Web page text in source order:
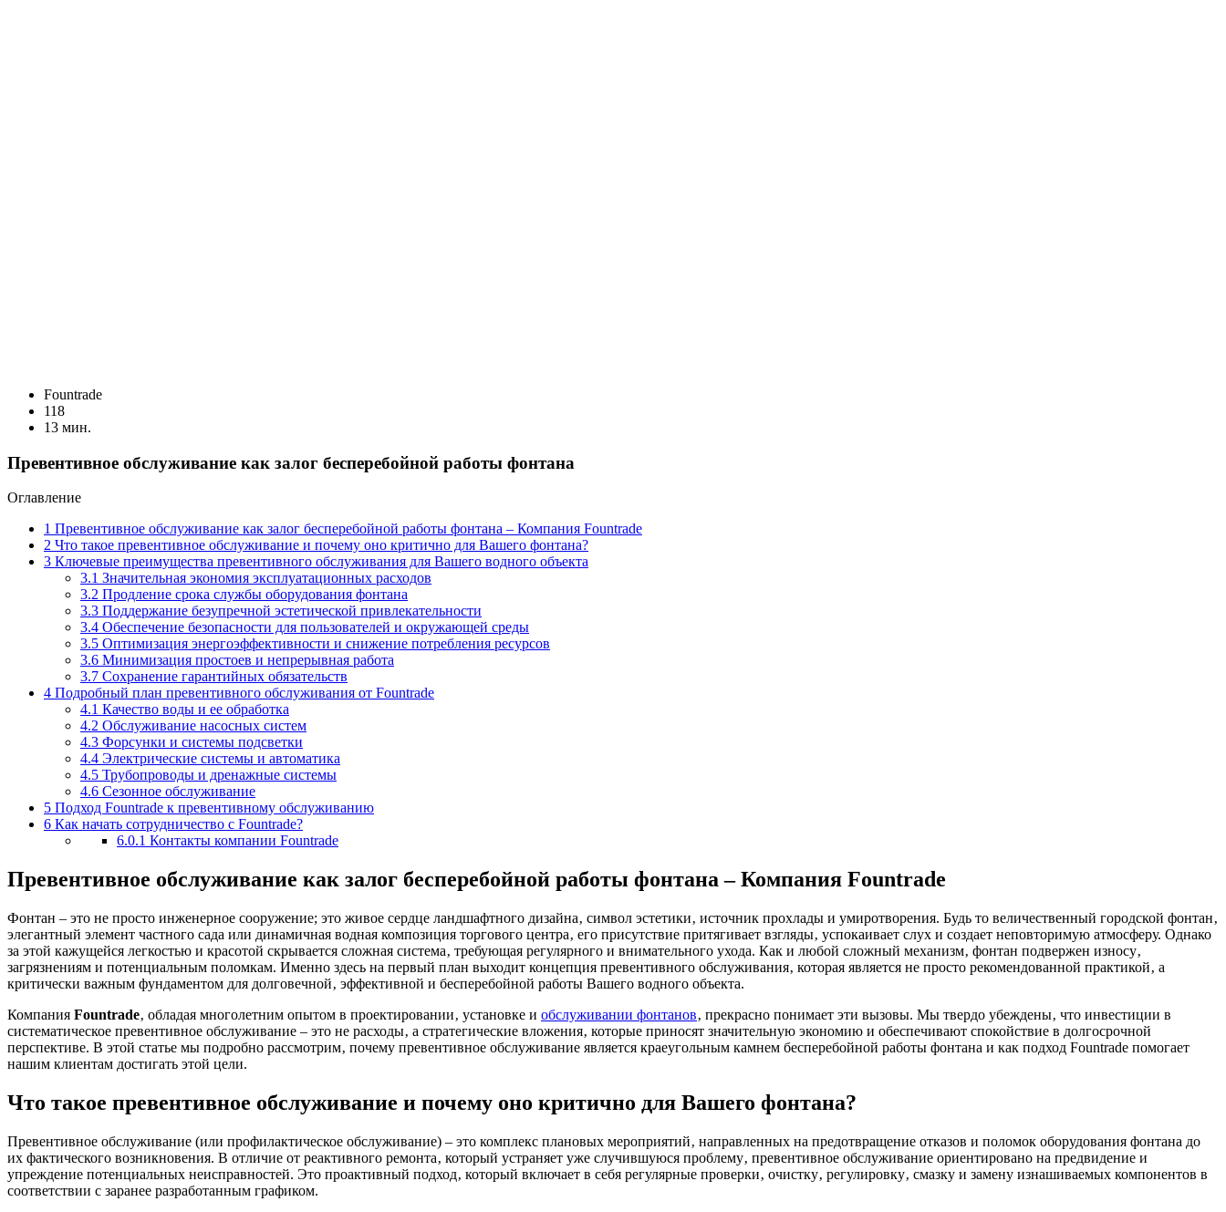
Fоuntrade
118
13 мин.
Превентивное обслуживание как залог бесперебойной работы фонтана
Оглавление
1 Превентивное обслуживание как залог бесперебойной работы фонтана ‒ Компания Fountrade
2 Что такое превентивное обслуживание и почему оно критично для Вашего фонтана?
3 Ключевые преимущества превентивного обслуживания для Вашего водного объекта
3.1 Значительная экономия эксплуатационных расходов
3.2 Продление срока службы оборудования фонтана
3.3 Поддержание безупречной эстетической привлекательности
3.4 Обеспечение безопасности для пользователей и окружающей среды
3.5 Оптимизация энергоэффективности и снижение потребления ресурсов
3.6 Минимизация простоев и непрерывная работа
3.7 Сохранение гарантийных обязательств
4 Подробный план превентивного обслуживания от Fountrade
4.1 Качество воды и ее обработка
4.2 Обслуживание насосных систем
4.3 Форсунки и системы подсветки
4.4 Электрические системы и автоматика
4.5 Трубопроводы и дренажные системы
4.6 Сезонное обслуживание
5 Подход Fountrade к превентивному обслуживанию
6 Как начать сотрудничество с Fountrade?
6.0.1 Контакты компании Fountrade
Превентивное обслуживание как залог бесперебойной работы фонтана ‒ Компания Fountrade
Фонтан – это не просто инженерное сооружение; это живое сердце ландшафтного дизайна‚ символ эстетики‚ источник прохлады и умиротворения. Будь то величественный городской фонтан‚
элегантный элемент частного сада или динамичная водная композиция торгового центра‚ его присутствие притягивает взгляды‚ успокаивает слух и создает неповторимую атмосферу. Однако
за этой кажущейся легкостью и красотой скрывается сложная система‚ требующая регулярного и внимательного ухода. Как и любой сложный механизм‚ фонтан подвержен износу‚
загрязнениям и потенциальным поломкам. Именно здесь на первый план выходит концепция превентивного обслуживания‚ которая является не просто рекомендованной практикой‚ а
критически важным фундаментом для долговечной‚ эффективной и бесперебойной работы Вашего водного объекта.
Компания Fountrade‚ обладая многолетним опытом в проектировании‚ установке и обслуживании фонтанов‚ прекрасно понимает эти вызовы. Мы твердо убеждены‚ что инвестиции в
систематическое превентивное обслуживание – это не расходы‚ а стратегические вложения‚ которые приносят значительную экономию и обеспечивают спокойствие в долгосрочной
перспективе. В этой статье мы подробно рассмотрим‚ почему превентивное обслуживание является краеугольным камнем бесперебойной работы фонтана и как подход Fountrade помогает
нашим клиентам достигать этой цели.
Что такое превентивное обслуживание и почему оно критично для Вашего фонтана?
Превентивное обслуживание (или профилактическое обслуживание) – это комплекс плановых мероприятий‚ направленных на предотвращение отказов и поломок оборудования фонтана до
их фактического возникновения. В отличие от реактивного ремонта‚ который устраняет уже случившуюся проблему‚ превентивное обслуживание ориентировано на предвидение и
упреждение потенциальных неисправностей. Это проактивный подход‚ который включает в себя регулярные проверки‚ очистку‚ регулировку‚ смазку и замену изнашиваемых компонентов в
соответствии с заранее разработанным графиком.